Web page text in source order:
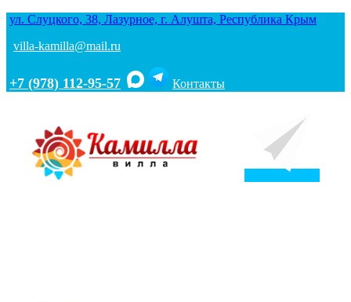
ул. Слуцкого, 38, Лазурное, г. Алушта, Республика Крым
villa-kamilla@mail.ru
+7 (978) 112-95-57 Контакты